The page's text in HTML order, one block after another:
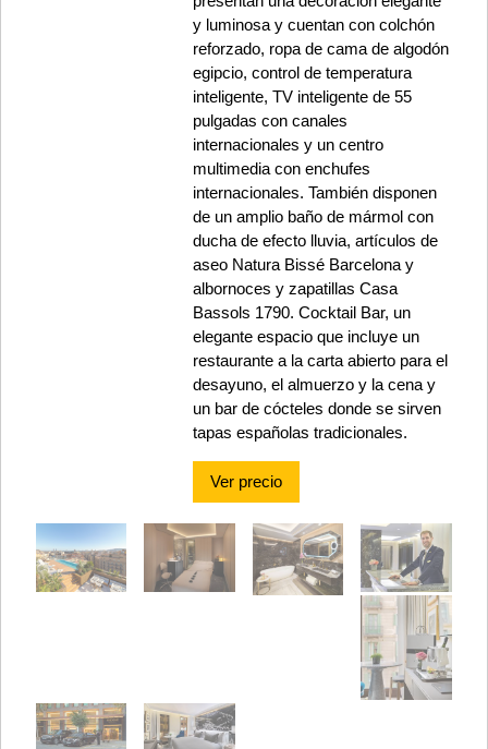
y luminosa y cuentan con colchón
reforzado, ropa de cama de algodón
egipcio, control de temperatura
inteligente, TV inteligente de 55
pulgadas con canales
internacionales y un centro
multimedia con enchufes
internacionales. También disponen
de un amplio baño de mármol con
ducha de efecto lluvia, artículos de
aseo Natura Bissé Barcelona y
albornoces y zapatillas Casa
Bassols 1790. Cocktail Bar, un
elegante espacio que incluye un
restaurante a la carta abierto para el
desayuno, el almuerzo y la cena y
un bar de cócteles donde se sirven
tapas españolas tradicionales.
Ver precio